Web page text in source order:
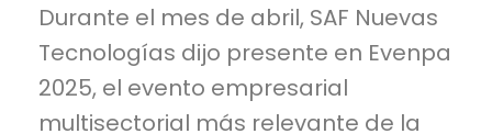
Durante el mes de abril, SAF Nuevas
Tecnologías dijo presente en Evenpa
2025, el evento empresarial
multisectorial más relevante de la